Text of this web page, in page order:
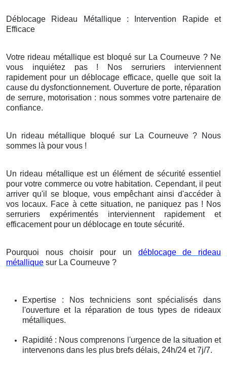
Déblocage Rideau Métallique : Intervention Rapide et
Efficace
Votre rideau métallique est bloqué sur La Courneuve ? Ne
vous inquiétez pas ! Nos serruriers interviennent
rapidement pour un déblocage efficace, quelle que soit la
cause du dysfonctionnement. Ouverture de porte, réparation
de serrure, motorisation : nous sommes votre partenaire de
confiance.
Un rideau métallique bloqué sur La Courneuve ? Nous
sommes là pour vous !
Un rideau métallique est un élément de sécurité essentiel
pour votre commerce ou votre habitation. Cependant, il peut
arriver qu'il se bloque, vous empêchant ainsi d'accéder à
vos locaux. Face à cette situation, ne paniquez pas ! Nos
serruriers expérimentés interviennent rapidement et
efficacement pour un déblocage en toute sécurité.
Pourquoi nous choisir pour un déblocage de rideau
métallique sur La Courneuve ?
Expertise : Nos techniciens sont spécialisés dans
l'ouverture et la réparation de tous types de rideaux
métalliques.
Rapidité : Nous comprenons l'urgence de la situation et
intervenons dans les plus brefs délais, 24h/24 et 7j/7.